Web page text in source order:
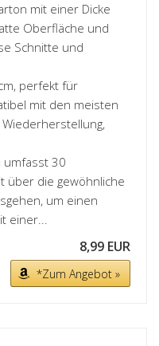
mit einer Dicke
Oberfläche und
Schnitte und
perfekt für
mit den meisten
umfasst 30
über die gewöhnliche
um einen
einer...
8,99 EUR
*Zum Angebot »